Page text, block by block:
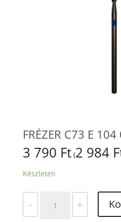
FRÉZER C73 E
3 790 Ft (2 984
Készleten
- +